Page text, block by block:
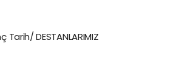
Tarih/ DESTANLARIMIZ